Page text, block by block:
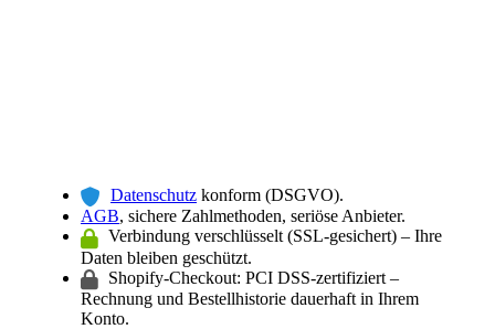
Datenschutz konform (DSGVO).
AGB, sichere Zahlmethoden, seriöse Anbieter.
Verbindung verschlüsselt (SSL-gesichert) – Ihre
Daten bleiben geschützt.
Shopify-Checkout: PCI DSS-zertifiziert –
Rechnung und Bestellhistorie dauerhaft in Ihrem
Konto.